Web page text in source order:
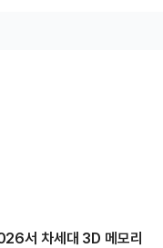
서 차세대 3D 메모리